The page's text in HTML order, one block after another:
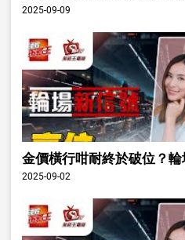
2025-09-09
金價橫行咁耐終於破位？
2025-09-02